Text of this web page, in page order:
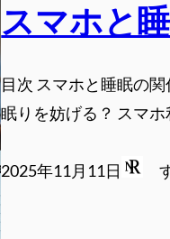
スマホと
目次 スマホと睡眠の
眠りを妨げる？ スマ
2025年11月11日